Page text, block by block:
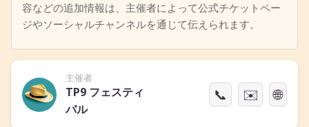
容などの追加情報は、主催者によって公式チケットペー
ジやソーシャルチャンネルを通じて伝えられます。
主催者
TP9 フェスティ
バル
📞 ✉️ 🌐